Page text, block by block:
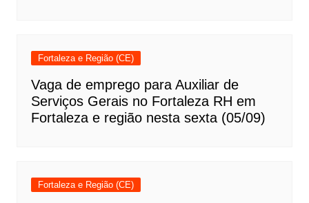
Fortaleza e Região (CE)
Vaga de emprego para Auxiliar de
Serviços Gerais no Fortaleza RH em
Fortaleza e região nesta sexta (05/09)
Fortaleza e Região (CE)